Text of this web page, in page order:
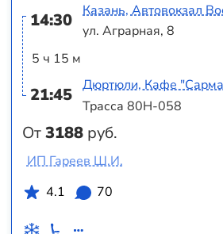
14:30
5 ч 15 м
21:45
От3188 руб.
Казань, Автовокзал
ул. Аграрная, 8
Дюртюли, Кафе
Трасса 80Н-058
ИП Гареев Ш.И.
4.1
70